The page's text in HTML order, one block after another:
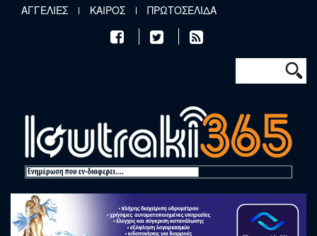
Παράκαμψη προς το κυρίως περιεχόμενο
ΑΓΓΕΛΙΕΣ ΚΑΙΡΟΣ ΠΡΩΤΟΣΕΛΙΔΑ
Φόρμα
Αναζήτηση